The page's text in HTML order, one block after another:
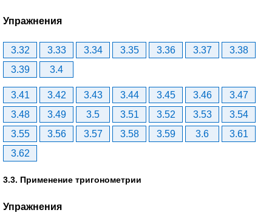
Упражнения
3.32 3.33 3.34 3.35 3.36 3.37
3.38
3.39
3.4
3.41 3.42 3.43 3.44 3.45 3.46
3.47
3.48
3.49 3.5 3.51 3.52 3.53
3.54
3.55
3.56 3.57 3.58 3.59 3.6
3.61
3.62
3.3. Применение тригонометрии
Упражнения